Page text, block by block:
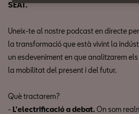
SEAT.
Uneix-te al nostre podcast en directe
la transformació que està vivint la
un esdeveniment en que analitzarem
la mobilitat del present i del futur.
Què tractarem?
- L'electrificació a debat.On som